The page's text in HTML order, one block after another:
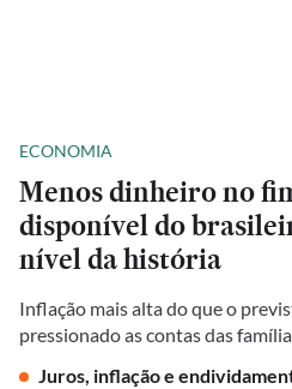
ECONOMIA
Menos dinheiro no
disponível do
nível da história
Inflação mais alta do que o
pressionado as contas das
Juros, inflação e